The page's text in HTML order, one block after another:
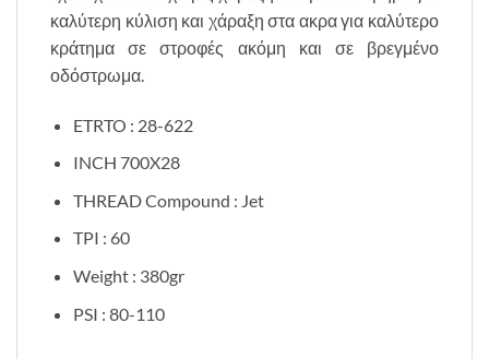
καλύτερη κύλιση και χάραξη στα ακρα για καλύτερο
κράτημα σε στροφές ακόμη και σε βρεγμένο
οδόστρωμα.
ETRTO : 28-622
INCH 700X28
THREAD Compound : Jet
TPI : 60
Weight : 380gr
PSI : 80-110